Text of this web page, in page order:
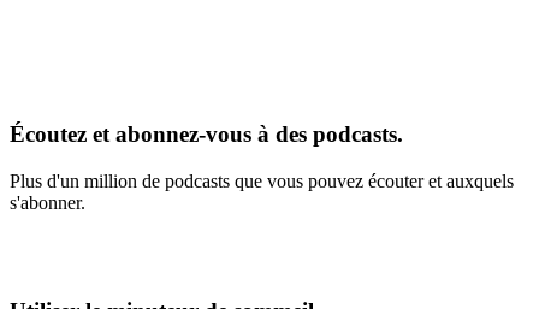
Écoutez et abonnez-vous à des podcasts.
Plus d'un million de podcasts que vous pouvez écouter et auxquels
s'abonner.